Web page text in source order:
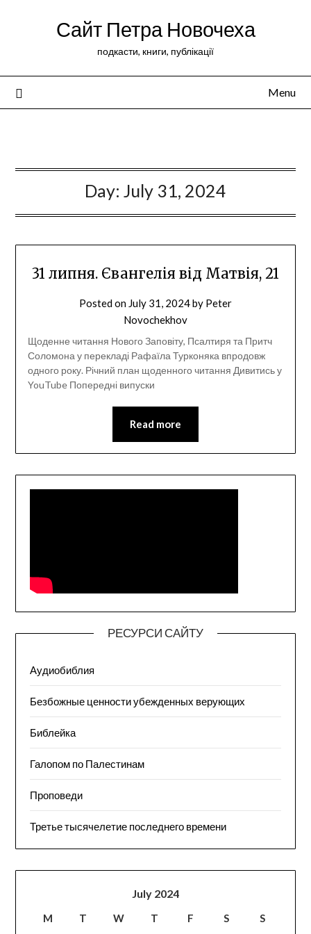
Сайт Петра Новочеха
подкасти, книги, публікації
Menu
Day: July 31, 2024
31 липня. Євангелія від Матвія, 21
Posted on July 31, 2024by Peter
Novochekhov
Щоденне читання Нового Заповіту, Псалтиря та Притч
Соломона у перекладі Рафаїла Турконяка впродовж
одного року. Річний план щоденного читання Дивитись у
YouTube Попередні випуски
Read more
РЕСУРСИ САЙТУ
Аудиобиблия
Безбожные ценности убежденных верующих
Библейка
Галопом по Палестинам
Проповеди
Третье тысячелетие последнего времени
July 2024
M T W T F S
S